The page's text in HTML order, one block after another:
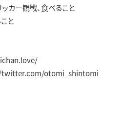
ッカー観戦、食べること
と
twitter.com/otomi_shintomi